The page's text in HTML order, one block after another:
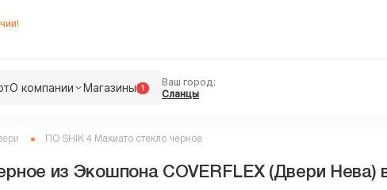
О компании Магазины 1
Ваш город:
Сланцы
ПО SHIK 4 Макиато стекло черное
из Экошпона COVERFLEX (Двери Нева)